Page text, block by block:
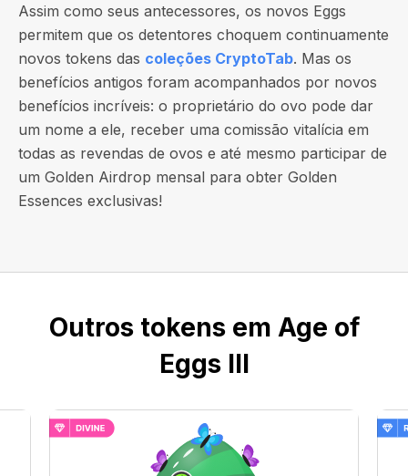
Assim como seus antecessores, os novos Eggs
permitem que os detentores choquem continuamente
novos tokens das coleções CryptoTab. Mas os
benefícios antigos foram acompanhados por novos
benefícios incríveis: o proprietário do ovo pode dar
um nome a ele, receber uma comissão vitalícia em
todas as revendas de ovos e até mesmo participar de
um Golden Airdrop mensal para obter Golden
Essences exclusivas!
Outros tokens em Age of
Eggs III